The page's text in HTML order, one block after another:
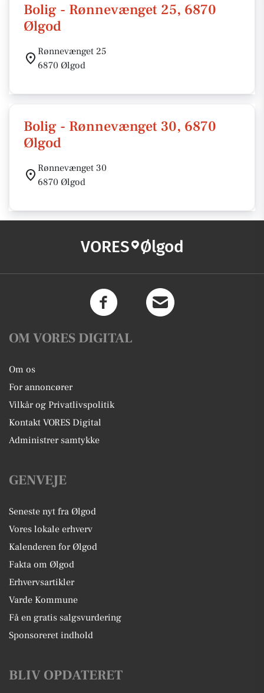
Bolig - Rønnevænget 25, 6870
Ølgod
Rønnevænget 25
6870 Ølgod
Bolig - Rønnevænget 30, 6870
Ølgod
Rønnevænget 30
6870 Ølgod
VORES Ølgod
OM VORES DIGITAL
Om os
For annoncører
Vilkår og Privatlivspolitik
Kontakt VORES Digital
Administrer samtykke
GENVEJE
Seneste nyt fra Ølgod
Vores lokale erhverv
Kalenderen for Ølgod
Fakta om Ølgod
Erhvervsartikler
Varde Kommune
Få en gratis salgsvurdering
Sponsoreret indhold
BLIV OPDATERET